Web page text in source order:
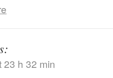
23 h 32 min